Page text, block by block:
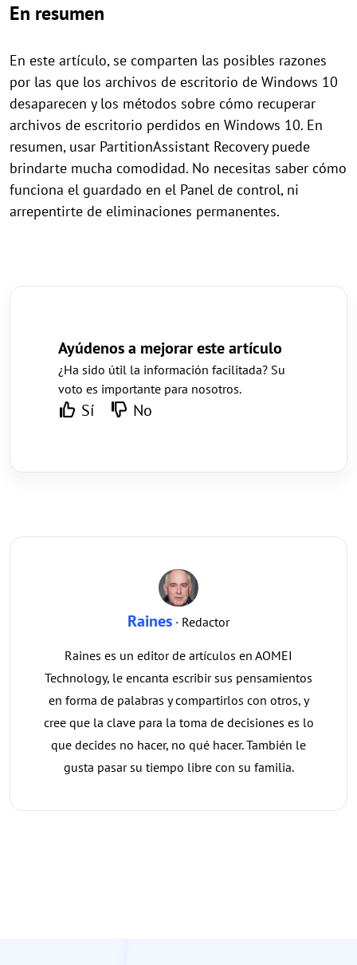
En resumen
En este artículo, se comparten las posibles razones
por las que los archivos de escritorio de Windows 10
desaparecen y los métodos sobre cómo recuperar
archivos de escritorio perdidos en Windows 10. En
resumen, usar PartitionAssistant Recovery puede
brindarte mucha comodidad. No necesitas saber cómo
funciona el guardado en el Panel de control, ni
arrepentirte de eliminaciones permanentes.
Ayúdenos a mejorar este artículo
¿Ha sido útil la información facilitada? Su
voto es importante para nosotros.
Sí No
Raines · Redactor
Raines es un editor de artículos en AOMEI
Technology, le encanta escribir sus pensamientos
en forma de palabras y compartirlos con otros, y
cree que la clave para la toma de decisiones es lo
que decides no hacer, no qué hacer. También le
gusta pasar su tiempo libre con su familia.